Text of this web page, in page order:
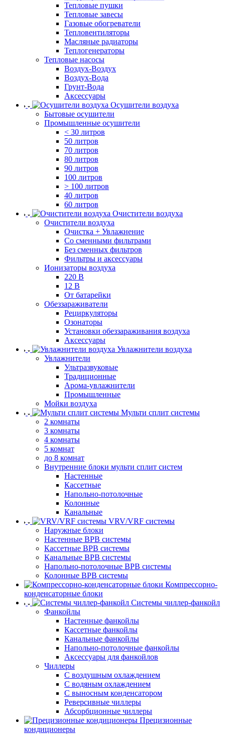
Тепловые пушки
Тепловые завесы
Газовые обогреватели
Тепловентиляторы
Масляные радиаторы
Теплогенераторы
Тепловые насосы
Воздух-Воздух
Воздух-Вода
Грунт-Вода
Аксессуары
Осушители воздуха
Бытовые осушители
Промышленные осушители
< 30 литров
50 литров
70 литров
80 литров
90 литров
100 литров
> 100 литров
40 литров
60 литров
Очистители воздуха
Очистители воздуха
Очистка + Увлажнение
Cо сменными фильтрами
Без сменных фильтров
Фильтры и аксессуары
Ионизаторы воздуха
220 В
12 В
От батарейки
Обеззараживатели
Рециркуляторы
Озонаторы
Установки обеззараживания воздуха
Аксессуары
Увлажнители воздуха
Увлажнители
Ультразвуковые
Традиционные
Арома-увлажнители
Промышленные
Мойки воздуха
Мульти сплит системы
2 комнаты
3 комнаты
4 комнаты
5 комнат
до 8 комнат
Внутренние блоки мульти сплит систем
Настенные
Кассетные
Напольно-потолочные
Колонные
Канальные
VRV/VRF системы
Наружные блоки
Настенные ВРВ системы
Кассетные ВРВ системы
Канальные ВРВ системы
Напольно-потолочные ВРВ системы
Колонные ВРВ системы
Компрессорно-
конденсаторные блоки
Системы чиллер-фанкойл
Фанкойлы
Настенные фанкойлы
Кассетные фанкойлы
Канальные фанкойлы
Напольно-потолочные фанкойлы
Аксессуары для фанкойлов
Чиллеры
С воздушным охлаждением
С водяным охлаждением
С выносным конденсатором
Реверсивные чиллеры
Абсорбционные чиллеры
Прецизионные
кондиционеры